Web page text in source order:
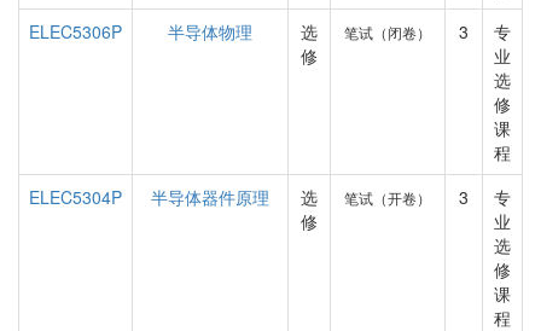
ELEC5306P
半导体物理
选
修
笔试（闭卷） 3
专
业
选
修
课
程
ELEC5304P
半导体器件原理
选
修
笔试（开卷） 3
专
业
选
修
课
程